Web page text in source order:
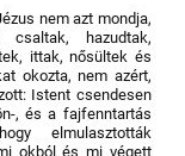
nem azt mondja,
hazudtak,
ittak, nősültek és
okozta, nem azért,
Istent csendesen
, és a fajfenntartás
elmulasztották
okból és mi végett